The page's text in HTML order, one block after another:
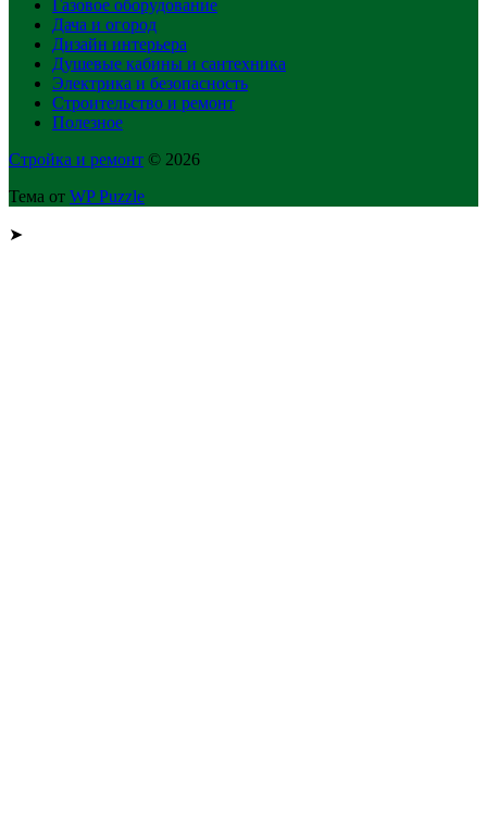
Газовое оборудование
Дача и огород
Дизайн интерьера
Душевые кабины и сантехника
Электрика и безопасность
Строительство и ремонт
Полезное
Стройка и ремонт © 2026
Тема от WP Puzzle
➤